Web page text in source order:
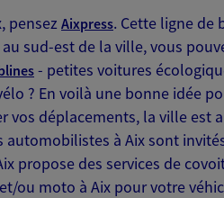
pensez Aixpress. Cette ligne de
sud-est de la ville, vous
- petites voitures
? En voilà une bonne idée
déplacements, la ville est
à Aix sont
propose des services de
ou moto à Aix pour votre